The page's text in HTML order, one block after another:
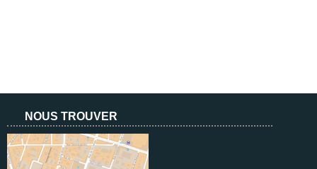
NOUS TROUVER